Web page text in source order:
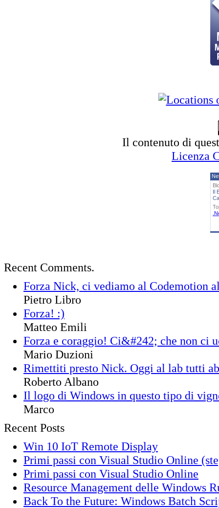
Il contenuto di
Licenza
Il
Recent Comments.
Forza Nick, ci vediamo al Codemotion
Pietro Libro
Forza! :)
Matteo Emili
Forza e coraggio! Ci&#242; che non ci
Mario Duzioni
Rimettiti presto Nick. Oggi al lab tutti
Roberto Albano
Il logo di Windows in questo tipo di
Marco
Recent Posts
Win 10 IoT Remote Display
Primi passi con Visual Studio Online
Primi passi con Visual Studio Online
Resource Management delle Windows
Back To the Future: Windows Batch